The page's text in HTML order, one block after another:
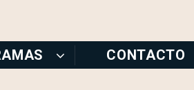
CONTACTO